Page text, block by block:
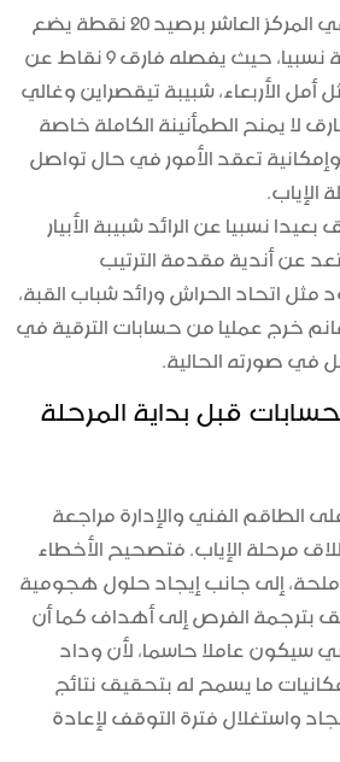
إنهاء مرحلة الذهاب في المركز العاشر برصيد 20 نقطة يضع
الوداد في منطقة آمنة نسبيا، حيث يفصله فارق 9 نقاط عن
أمل الأربعاء، شبيبة تيقصراين وغالي
لا يمنح الطمأنينة الكاملة خاصة
تعقد الأمور في حال تواصل
الإياب.
نسبيا عن الرائد شبيبة الأبيار
ابتعد عن أندية مقدمة الترتيب
اتحاد الحراش ورائد شباب القبة،
خرج عمليا من حسابات الترقية في
في صورته الحالية.
قبل بداية المرحلة
الطاقم الفني والإدارة مراجعة
مرحلة الإياب. فتصحيح الأخطاء
إلى جانب إيجاد حلول هجومية
بترجمة الفرص إلى أهداف كما أن
سيكون عاملا حاسما، لأن وداد
ما يسمح له بتحقيق نتائج
واستغلال فترة التوقف لإعادة